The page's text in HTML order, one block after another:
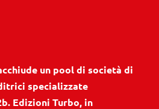
un pool di società di
specializzate
Edizioni Turbo, in